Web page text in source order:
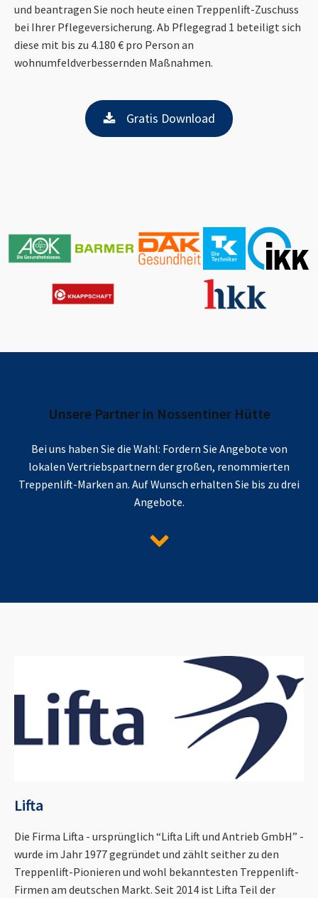
und beantragen Sie noch heute einen Treppenlift-Zuschuss
bei Ihrer Pflegeversicherung. Ab Pflegegrad 1 beteiligt sich
diese mit bis zu 4.180 € pro Person an
wohnumfeldverbessernden Maßnahmen.
Gratis Download
Unsere Partner in Nossentiner Hütte
Bei uns haben Sie die Wahl: Fordern Sie Angebote von
lokalen Vertriebspartnern der großen, renommierten
Treppenlift-Marken an. Auf Wunsch erhalten Sie bis zu drei
Angebote.
Lifta
Die Firma Lifta - ursprünglich “Lifta Lift und Antrieb GmbH” -
wurde im Jahr 1977 gegründet und zählt seither zu den
Treppenlift-Pionieren und wohl bekanntesten Treppenlift-
Firmen am deutschen Markt. Seit 2014 ist Lifta Teil der